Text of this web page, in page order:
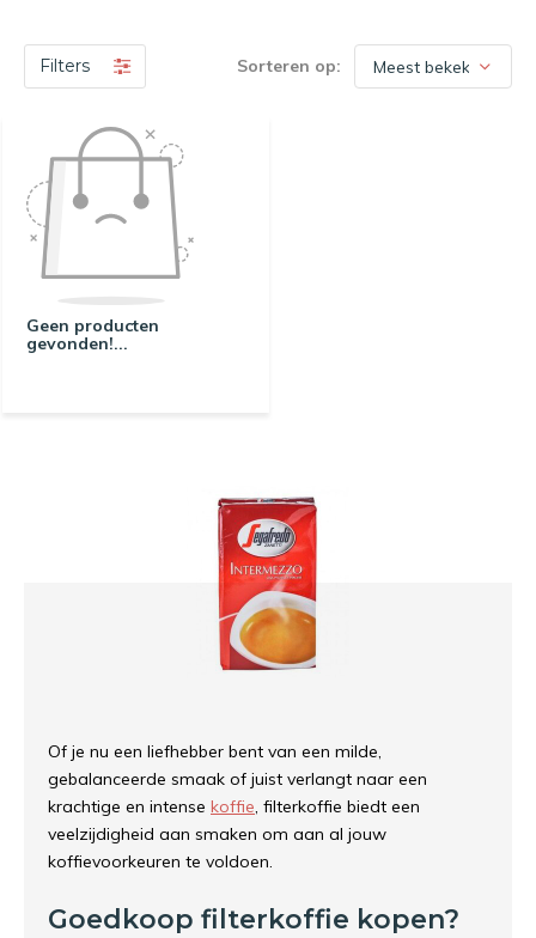
Filters Sorteren op:
Geen producten
gevonden!...
Of je nu een liefhebber bent van een milde,
gebalanceerde smaak of juist verlangt naar een
krachtige en intense koffie, filterkoffie biedt een
veelzijdigheid aan smaken om aan al jouw
koffievoorkeuren te voldoen.
Goedkoop filterkoffie kopen?